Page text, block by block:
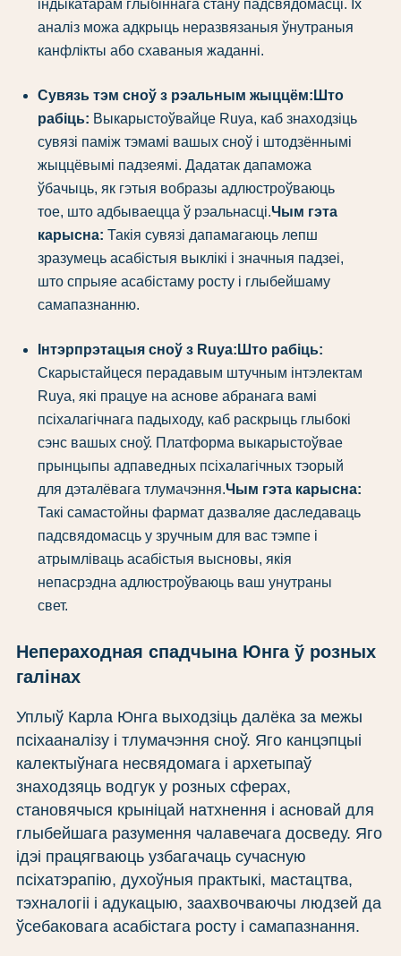
індыкатарам глыбіннага стану падсвядомасці. Іх
аналіз можа адкрыць неразвязаныя ўнутраныя
канфлікты або схаваныя жаданні.
Сувязь тэм сноў з рэальным жыццём: Што
рабіць: Выкарыстоўвайце Ruya, каб знаходзіць
сувязі паміж тэмамі вашых сноў і штодзённымі
жыццёвымі падзеямі. Дадатак дапаможа
ўбачыць, як гэтыя вобразы адлюстроўваюць
тое, што адбываецца ў рэальнасці.Чым гэта
карысна: Такія сувязі дапамагаюць лепш
зразумець асабістыя выклікі і значныя падзеі,
што спрыяе асабістаму росту і глыбейшаму
самапазнанню.
Інтэрпрэтацыя сноў з Ruya: Што рабіць:
Скарыстайцеся перадавым штучным інтэлектам
Ruya, які працуе на аснове абранага вамі
псіхалагічнага падыходу, каб раскрыць глыбокі
сэнс вашых сноў. Платформа выкарыстоўвае
прынцыпы адпаведных псіхалагічных тэорый
для дэталёвага тлумачэння.Чым гэта карысна:
Такі самастойны фармат дазваляе даследаваць
падсвядомасць у зручным для вас тэмпе і
атрымліваць асабістыя высновы, якія
непасрэдна адлюстроўваюць ваш унутраны
свет.
Непераходная спадчына Юнга ў розных
галінах
Уплыў Карла Юнга выходзіць далёка за межы
псіхааналізу і тлумачэння сноў. Яго канцэпцыі
калектыўнага несвядомага і архетыпаў
знаходзяць водгук у розных сферах,
становячыся крыніцай натхнення і асновай для
глыбейшага разумення чалавечага досведу. Яго
ідэі працягваюць узбагачаць сучасную
псіхатэрапію, духоўныя практыкі, мастацтва,
тэхналогіі і адукацыю, заахвочваючы людзей да
ўсебаковага асабістага росту і самапазнання.